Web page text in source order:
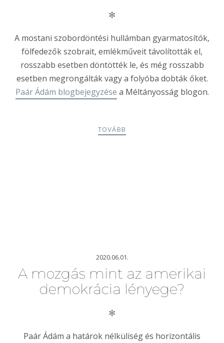
✻
A mostani szobordöntési hullámban gyarmatosítók,
fölfedezők szobrait, emlékműveit távolították el,
rosszabb esetben döntötték le, és még rosszabb
esetben megrongálták vagy a folyóba dobták őket.
Paár Ádám blogbejegyzése a Méltányosság blogon.
TOVÁBB
2020.06.01.
A mozgás mint az amerikai
demokrácia lényege?
✻
Paár Ádám a határok nélküliség és horizontális